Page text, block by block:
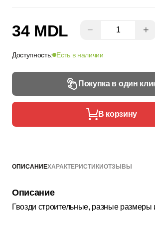
34 MDL − +
Доступность: Есть в наличии
Покупка в один
В корзину
ОПИСАНИЕХАРАКТЕРИСТИКИОТЗЫВЫ
Описание
Гвозди строительные, разные размеры